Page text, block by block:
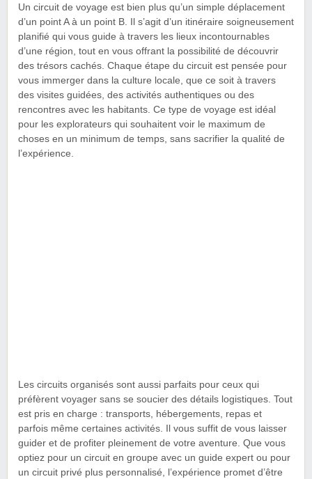
Un circuit de voyage est bien plus qu’un simple déplacement
d’un point A à un point B. Il s’agit d’un itinéraire soigneusement
planifié qui vous guide à travers les lieux incontournables
d’une région, tout en vous offrant la possibilité de découvrir
des trésors cachés. Chaque étape du circuit est pensée pour
vous immerger dans la culture locale, que ce soit à travers
des visites guidées, des activités authentiques ou des
rencontres avec les habitants. Ce type de voyage est idéal
pour les explorateurs qui souhaitent voir le maximum de
choses en un minimum de temps, sans sacrifier la qualité de
l’expérience.
Les circuits organisés sont aussi parfaits pour ceux qui
préfèrent voyager sans se soucier des détails logistiques. Tout
est pris en charge : transports, hébergements, repas et
parfois même certaines activités. Il vous suffit de vous laisser
guider et de profiter pleinement de votre aventure. Que vous
optiez pour un circuit en groupe avec un guide expert ou pour
un circuit privé plus personnalisé, l’expérience promet d’être